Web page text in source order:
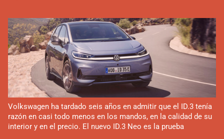
Volkswagen ha tardado seis años en admitir que el ID.3 tenía
razón en casi todo menos en los mandos, en la calidad de su
interior y en el precio. El nuevo ID.3 Neo es la prueba